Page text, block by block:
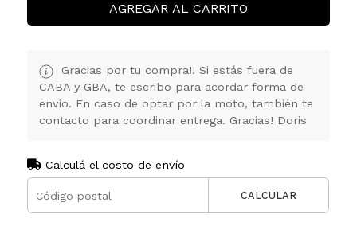
AGREGAR AL CARRITO
Gracias por tu compra!! Si estás fuera de
CABA y GBA, te escribo para acordar forma de
envío. En caso de optar por la moto, también te
contacto para coordinar entrega. Gracias! Doris
Calculá el costo de envío
CALCULAR